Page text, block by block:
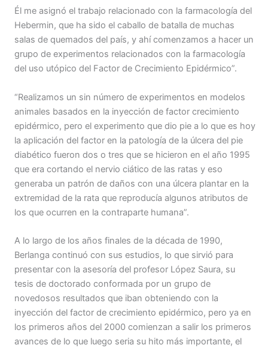
Él me asignó el trabajo relacionado con la farmacología del
Hebermin, que ha sido el caballo de batalla de muchas
salas de quemados del país, y ahí comenzamos a hacer un
grupo de experimentos relacionados con la farmacología
del uso utópico del Factor de Crecimiento Epidérmico”.
“Realizamos un sin número de experimentos en modelos
animales basados en la inyección de factor crecimiento
epidérmico, pero el experimento que dio pie a lo que es hoy
la aplicación del factor en la patología de la úlcera del pie
diabético fueron dos o tres que se hicieron en el año 1995
que era cortando el nervio ciático de las ratas y eso
generaba un patrón de daños con una úlcera plantar en la
extremidad de la rata que reproducía algunos atributos de
los que ocurren en la contraparte humana”.
A lo largo de los años finales de la década de 1990,
Berlanga continuó con sus estudios, lo que sirvió para
presentar con la asesoría del profesor López Saura, su
tesis de doctorado conformada por un grupo de
novedosos resultados que iban obteniendo con la
inyección del factor de crecimiento epidérmico, pero ya en
los primeros años del 2000 comienzan a salir los primeros
avances de lo que luego seria su hito más importante, el